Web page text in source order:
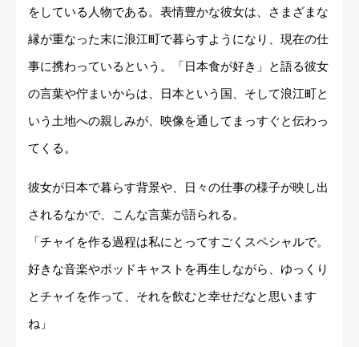
をしている人物である。表情豊かな彼女は、さまざまな
縁が重なった末に浪江町で暮らすようになり、現在の仕
事に携わっているという。「日本食が好き」と語る彼女
の言葉や佇まいからは、日本という国、そして浪江町と
いう土地への親しみが、映像を通してまっすぐと伝わっ
てくる。
彼女が日本で暮らす背景や、日々の仕事の様子が映し出
されるなかで、こんな言葉が語られる。
「チャイを作る過程は私にとってすごくスペシャルで。
好きな音楽やポッドキャストを再生しながら、ゆっくり
とチャイを作って、それを飲むと幸せだなと思います
ね」